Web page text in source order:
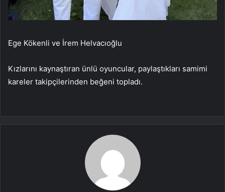
Ege Kökenli ve İrem Helvacıoğlu
Kızlarını kaynaştıran ünlü oyuncular, paylaştıkları samimi
kareler takipçilerinden beğeni topladı.